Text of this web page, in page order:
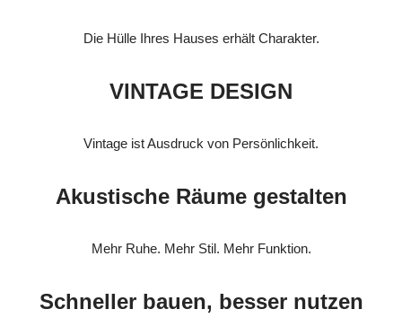
Die Hülle Ihres Hauses erhält Charakter.
VINTAGE DESIGN
Vintage ist Ausdruck von Persönlichkeit.
Akustische Räume gestalten
Mehr Ruhe. Mehr Stil. Mehr Funktion.
Schneller bauen, besser nutzen